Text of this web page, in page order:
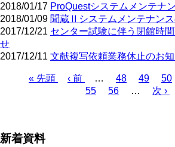
2018/01/17 ProQuestシステムメンテナ
2018/01/09 聞蔵Ⅱシステムメンテナン
2017/12/21 センター試験に伴う閉館時
せ
2017/12/11 文献複写依頼業務休止のお
り
先
« 先頭
前
‹ 前 …
ペ
ー
48
ペ
ー
49
ペ
ー
50
ペ
55
ペ
56 …
次
次 ›
新着資料